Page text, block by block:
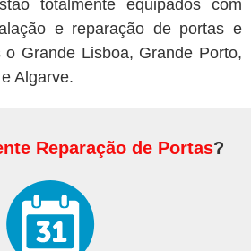
totalmente equipados com
e reparação de portas e
o Grande Lisboa, Grande Porto,
Algarve.
Reparação de Portas?